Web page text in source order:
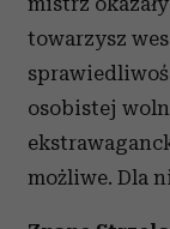
towarzysz
osobistej
możliwe. Dla